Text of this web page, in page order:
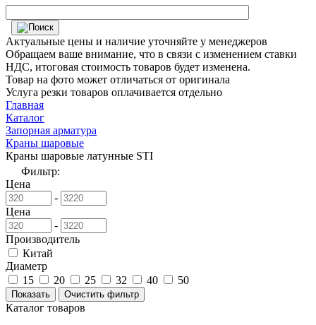
Актуальные цены и наличие уточняйте у менеджеров
Обращаем ваше внимание, что в связи с изменением ставки
НДС, итоговая стоимость товаров будет изменена.
Товар на фото может отличаться от оригинала
Услуга резки товаров оплачивается отдельно
Главная
Каталог
Запорная арматура
Краны шаровые
Краны шаровые латунные STI
Фильтр:
Цена
-
Цена
-
Производитель
Китай
Диаметр
15
20 25 32 40 50
Каталог товаров